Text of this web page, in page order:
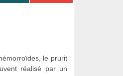
le prurit
réalisé par un